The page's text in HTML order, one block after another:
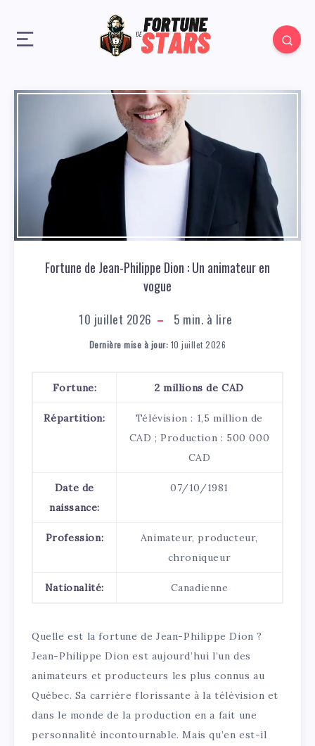
Fortune de Jean-Philippe Dion : Un animateur en
vogue
10 juillet 2026 5 min. à lire
Dernière mise à jour: 10 juillet 2026
Fortune: 2 millions de CAD
Répartition:
Télévision : 1,5 million de
CAD ; Production : 500 000
CAD
Date de
naissance:
07/10/1981
Profession:
Animateur, producteur,
chroniqueur
Nationalité: Canadienne
Quelle est la fortune de Jean-Philippe Dion ?
Jean-Philippe Dion est aujourd’hui l’un des
animateurs et producteurs les plus connus au
Québec. Sa carrière florissante à la télévision et
dans le monde de la production en a fait une
personnalité incontournable. Mais qu’en est-il